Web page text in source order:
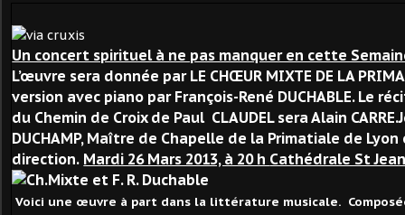
Un concert spirituel à ne pas manquer en cette
L’œuvre sera donnée par LE CHŒUR MIXTE DE LA
version avec piano par François-René DUCHABLE. Le
du Chemin de Croix de Paul CLAUDEL sera Alain CARRE.
DUCHAMP, Maître de Chapelle de la Primatiale de
direction. Mardi 26 Mars 2013, à 20 h Cathédrale St
Voici une œuvre à part dans la littérature musicale.